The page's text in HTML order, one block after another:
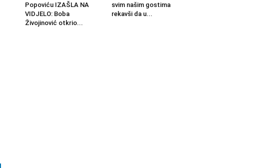
Popoviću IZAŠLA NA
VIDJELO: Boba
Živojinović otkrio...
svim našim gostima
rekavši da u...